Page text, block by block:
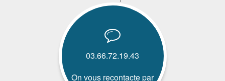
03.66.72.19.43
On vous recontacte par